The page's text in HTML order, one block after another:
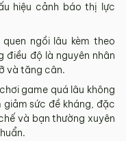
hiệu cảnh báo thị lực
quen ngồi lâu kèm theo
điều độ là nguyên nhân
và tăng cân.
game quá lâu không
sức đề kháng, đặc
và bạn thường xuyên